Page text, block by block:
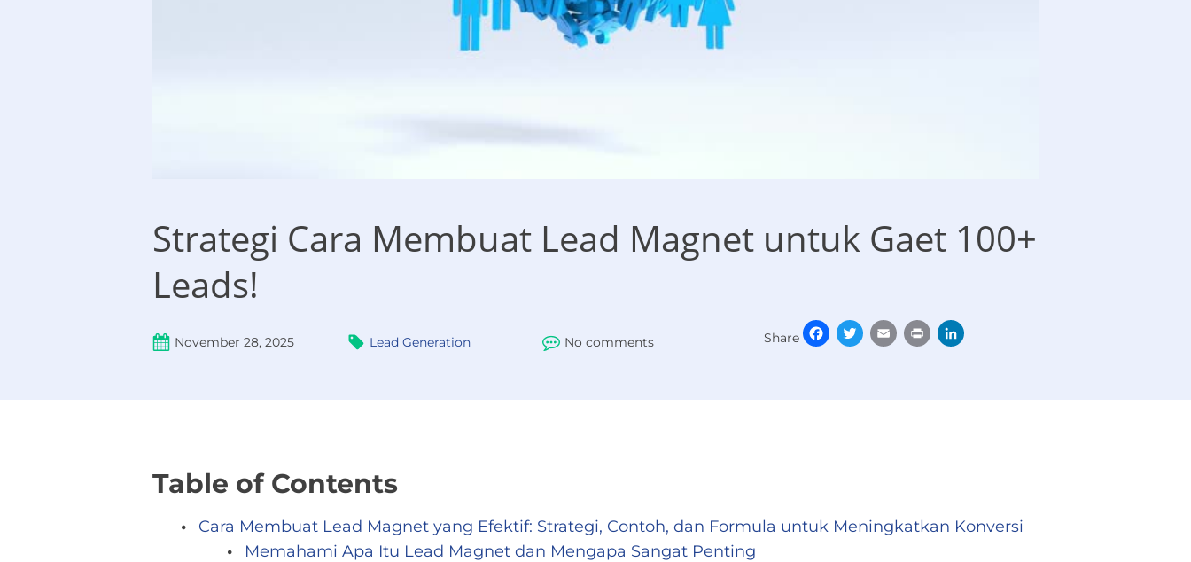
Strategi Cara Membuat Lead Magnet untuk Gaet 100+
Leads!
November 28, 2025 Lead Generation No comments Share Facebook
TwitterEmail Print
Table of Contents
Cara Membuat Lead Magnet yang Efektif: Strategi, Contoh, dan Formula untuk Meningkatkan Konversi
Memahami Apa Itu Lead Magnet dan Mengapa Sangat Penting